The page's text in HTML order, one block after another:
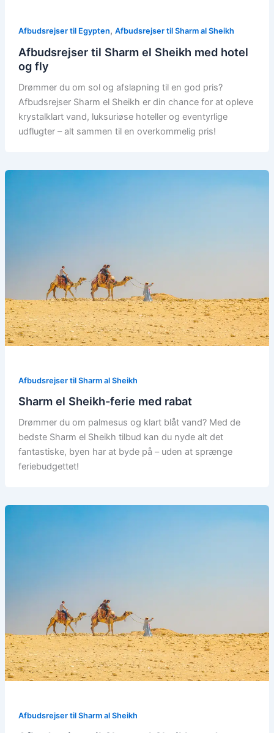
Afbudsrejser til Egypten, Afbudsrejser til Sharm al Sheikh
Afbudsrejser til Sharm el Sheikh med hotel
og fly
Drømmer du om sol og afslapning til en god pris?
Afbudsrejser Sharm el Sheikh er din chance for at opleve
krystalklart vand, luksuriøse hoteller og eventyrlige
udflugter – alt sammen til en overkommelig pris!
Afbudsrejser til Sharm al Sheikh
Sharm el Sheikh-ferie med rabat
Drømmer du om palmesus og klart blåt vand? Med de
bedste Sharm el Sheikh tilbud kan du nyde alt det
fantastiske, byen har at byde på – uden at sprænge
feriebudgettet!
Afbudsrejser til Sharm al Sheikh